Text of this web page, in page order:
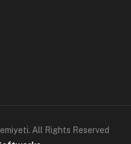
All Rights Reserved